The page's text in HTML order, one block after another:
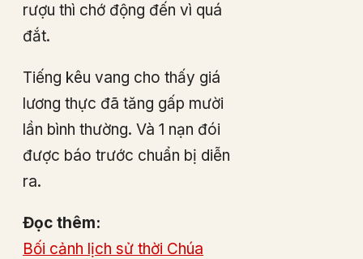
rượu thì chớ động đến vì quá
đắt.
Tiếng kêu vang cho thấy giá
lương thực đã tăng gấp mười
lần bình thường. Và 1 nạn đói
được báo trước chuẩn bị diễn
ra.
Đọc thêm:
Bối cảnh lịch sử thời Chúa